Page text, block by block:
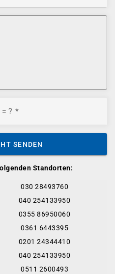
Standorten:
030 28493760
040 254133950
0355 86950060
0361 6443395
0201 24344410
040 254133950
0511 2600493
?
SENDEN